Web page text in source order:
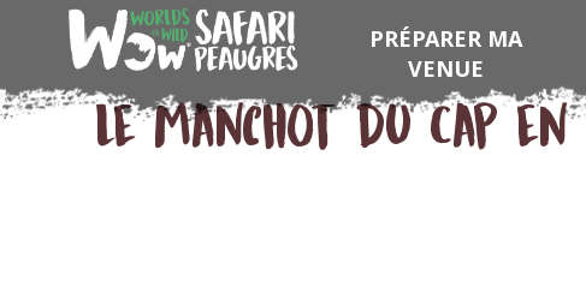
PRÉPARER MA
VENUE
Le manchot du Cap